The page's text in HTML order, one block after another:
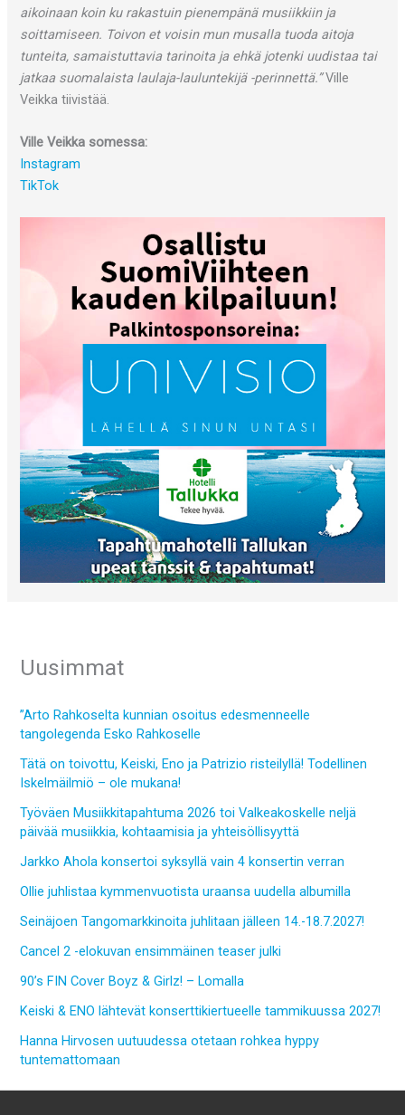
aikoinaan koin ku rakastuin pienempänä musiikkiin ja
soittamiseen. Toivon et voisin mun musalla tuoda aitoja
tunteita, samaistuttavia tarinoita ja ehkä jotenki uudistaa tai
jatkaa suomalaista laulaja-lauluntekijä -perinnettä.”Ville
Veikka tiivistää.
Ville Veikka somessa:
Instagram
TikTok
Uusimmat
”Arto Rahkoselta kunnian osoitus edesmenneelle
tangolegenda Esko Rahkoselle
Tätä on toivottu, Keiski, Eno ja Patrizio risteilyllä! Todellinen
Iskelmäilmiö – ole mukana!
Työväen Musiikkitapahtuma 2026 toi Valkeakoskelle neljä
päivää musiikkia, kohtaamisia ja yhteisöllisyyttä
Jarkko Ahola konsertoi syksyllä vain 4 konsertin verran
Ollie juhlistaa kymmenvuotista uraansa uudella albumilla
Seinäjoen Tangomarkkinoita juhlitaan jälleen 14.-18.7.2027!
Cancel 2 -elokuvan ensimmäinen teaser julki
90’s FIN Cover Boyz & Girlz! – Lomalla
Keiski & ENO lähtevät konserttikiertueelle tammikuussa 2027!
Hanna Hirvosen uutuudessa otetaan rohkea hyppy
tuntemattomaan